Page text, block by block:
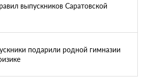
выпускников Саратовской
подарили родной гимназии